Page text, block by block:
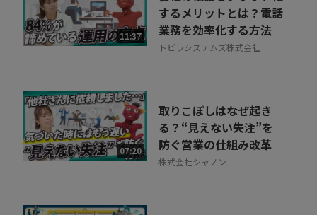
11:37
するメリットとは？電話
業務を効率化する方法
トビラシステムズ株式会社
07:20
取りこぼしはなぜ起き
る？“見えない失注”を
防ぐ営業の仕組み改革
株式会社シャノン